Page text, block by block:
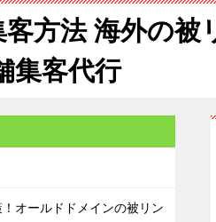
客方法 海外の被
集客代行
オールドドメインの被リン